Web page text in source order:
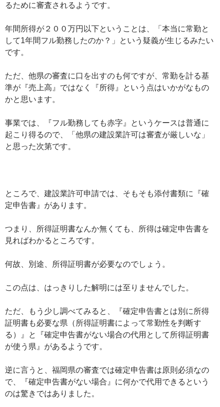
るために審査されるようです。
年間所得が２００万円以下ということは、「本当に常勤と
して1年間フル勤務したのか？」という疑義が生じるみたい
です。
ただ、他県の審査に口を出すのも何ですが、常勤を計る基
準が『売上高』ではなく『所得』という点はいかがなもの
かと思います。
事業では、『フル勤務しても赤字』というケースは普通に
起こり得るので、「他県の建設業許可は審査が厳しいな」
と思った次第です。
ところで、建設業許可申請では、そもそも添付書類に『確
定申告書』があります。
つまり、所得証明書なんか無くても、所得は確定申告書を
見ればわかるところです。
何故、別途、所得証明書が必要なのでしょう。
この点は、はっきりした解明には至りませんでした。
ただ、もう少し調べてみると、『確定申告書とは別に所得
証明書も必要な県（所得証明書によって常勤性を判断す
る）』と『確定申告書がない場合の代用として所得証明書
が使う県』があるようです。
逆に言うと、福岡県の審査では確定申告書は原則必須なの
で、『確定申告書がない場合』に何かで代用できるという
のは驚きではありました。